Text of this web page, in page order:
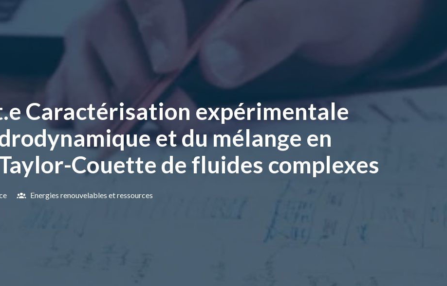
Caractérisation expérimentale
et du mélange en
Couette de fluides complexes
Energies renouvelables et ressources